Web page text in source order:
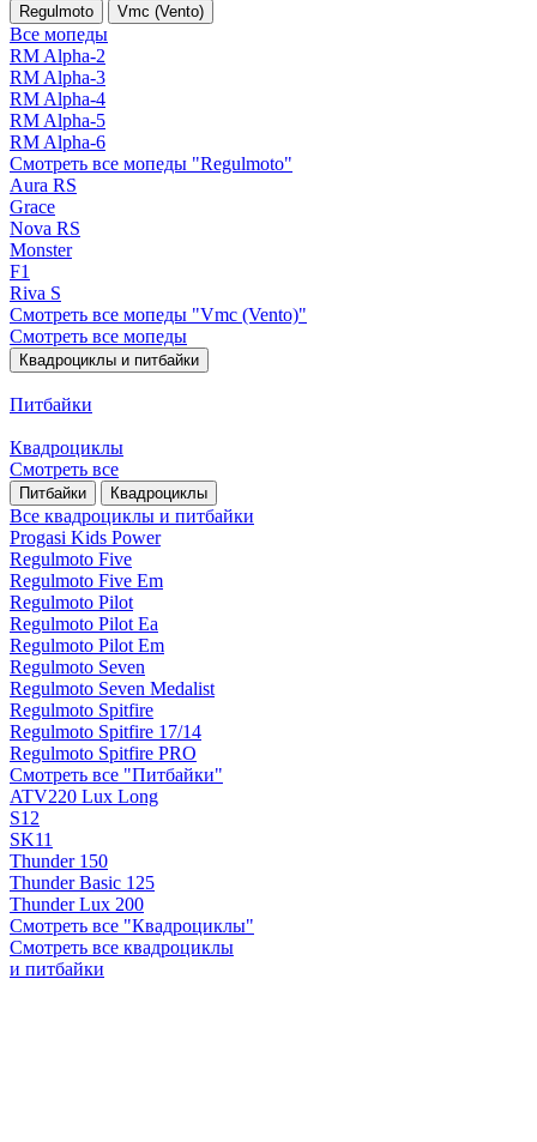
Regulmoto Vmc (Vento)
Все мопеды
RM Alpha-2
RM Alpha-3
RM Alpha-4
RM Alpha-5
RM Alpha-6
Смотреть все мопеды "Regulmoto"
Aura RS
Grace
Nova RS
Monster
F1
Riva S
Смотреть все мопеды "Vmc (Vento)"
Смотреть все мопеды
Квадроциклы и питбайки
Питбайки
Квадроциклы
Смотреть все
Питбайки Квадроциклы
Все квадроциклы и питбайки
Progasi Kids Power
Regulmoto Five
Regulmoto Five Em
Regulmoto Pilot
Regulmoto Pilot Ea
Regulmoto Pilot Em
Regulmoto Seven
Regulmoto Seven Medalist
Regulmoto Spitfire
Regulmoto Spitfire 17/14
Regulmoto Spitfire PRO
Смотреть все "Питбайки"
ATV220 Lux Long
S12
SK11
Thunder 150
Thunder Basic 125
Thunder Lux 200
Смотреть все "Квадроциклы"
Смотреть все квадроциклы
и питбайки